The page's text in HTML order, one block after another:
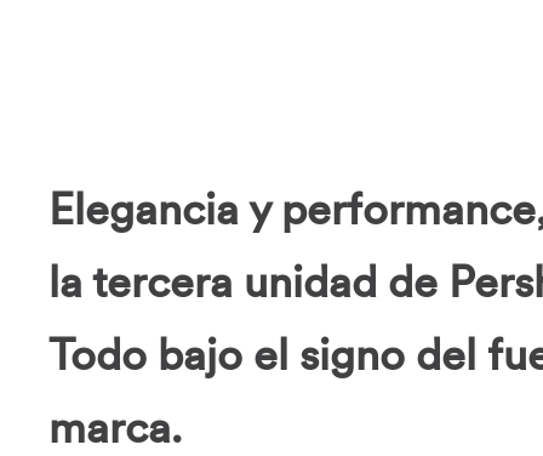
Elegancia y
la tercera unidad de
Todo bajo el signo del
marca.